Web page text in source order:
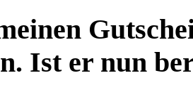
Ist er nun